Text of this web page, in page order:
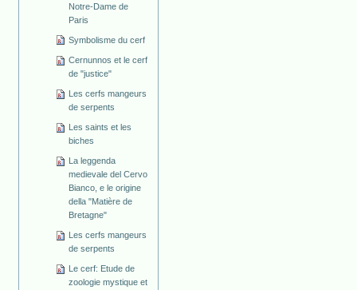
Notre-Dame de
Paris
Symbolisme du cerf
Cernunnos et le cerf
de "justice"
Les cerfs mangeurs
de serpents
Les saints et les
biches
La leggenda
medievale del Cervo
Bianco, e le origine
della "Matière de
Bretagne"
Les cerfs mangeurs
de serpents
Le cerf: Etude de
zoologie mystique et